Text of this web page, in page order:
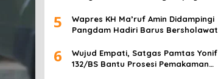
5
Wapres KH Ma’ruf Amin Didampingi
Pangdam Hadiri Barus Bersholawat
6
Wujud Empati, Satgas Pamtas Yonif
132/BS Bantu Prosesi Pemakaman